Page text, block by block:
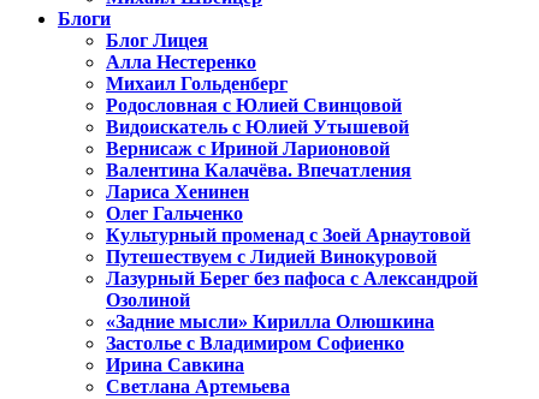
Блоги
Блог Лицея
Алла Нестеренко
Михаил Гольденберг
Родословная с Юлией Свинцовой
Видоискатель с Юлией Утышевой
Вернисаж с Ириной Ларионовой
Валентина Калачёва. Впечатления
Лариса Хенинен
Олег Гальченко
Культурный променад с Зоей Арнаутовой
Путешествуем с Лидией Винокуровой
Лазурный Берег без пафоса с Александрой
Озолиной
«Задние мысли» Кирилла Олюшкина
Застолье с Владимиром Софиенко
Ирина Савкина
Светлана Артемьева